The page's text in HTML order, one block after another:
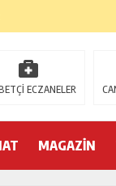
ECZANELER
MAGAZİN